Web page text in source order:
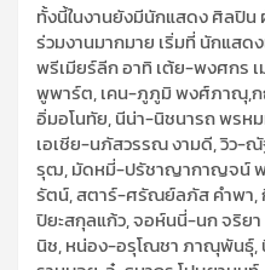
ทั้งนี้ในงานยังมีนักแสดง ศิลปิน
ร่วมงานมากมาย เริ่มที่ นักแส
พรีเมียร์ลีก อาทิ เต้ย-พงศกร
พูพาร์ต, เคน-ภูภูมิ พงศ์ภาณุ,
อิ่มอโนทัย, นีน่า-นิชนารถ พรห
เอเชีย-นภัสวรรณ งามดี, วิว-
รุฒ, มัดหมี่-ปรัชาญากาญจน์
รัตน์, สตาร์-ศรัณย์ลภัส คำพา,
ปิยะสกุลแก้ว, จอห์นนี่-นก จริย
นิช, หน่อง-อรุโณชา ภาณุพันธุ์,